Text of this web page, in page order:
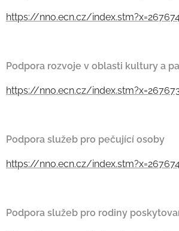
https://nno.ecn.cz/
Podpora rozvoje v oblasti kultury a
https://nno.ecn.cz/
Podpora služeb pro pečující osoby
https://nno.ecn.cz/
Podpora služeb pro rodiny